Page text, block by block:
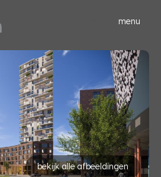
menu
bekijk alle afbeeldingen